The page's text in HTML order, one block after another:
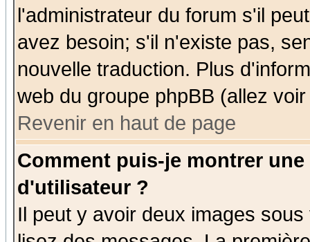
l'administrateur du forum s'il
avez besoin; s'il n'existe pas,
nouvelle traduction. Plus
web du groupe phpBB (allez
Revenir en haut de page
Comment puis-je montrer
d'utilisateur ?
Il peut y avoir deux images